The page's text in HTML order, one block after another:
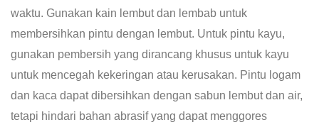
waktu. Gunakan kain lembut dan lembab untuk
membersihkan pintu dengan lembut. Untuk pintu kayu,
gunakan pembersih yang dirancang khusus untuk kayu
untuk mencegah kekeringan atau kerusakan. Pintu logam
dan kaca dapat dibersihkan dengan sabun lembut dan air,
tetapi hindari bahan abrasif yang dapat menggores